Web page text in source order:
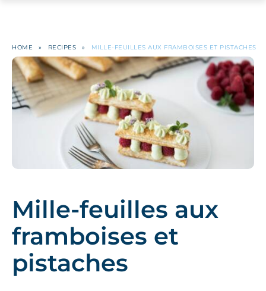
HOME » RECIPES » MILLE-FEUILLES AUX FRAMBOISES ET PISTACHES
Mille-feuilles aux
framboises et
pistaches